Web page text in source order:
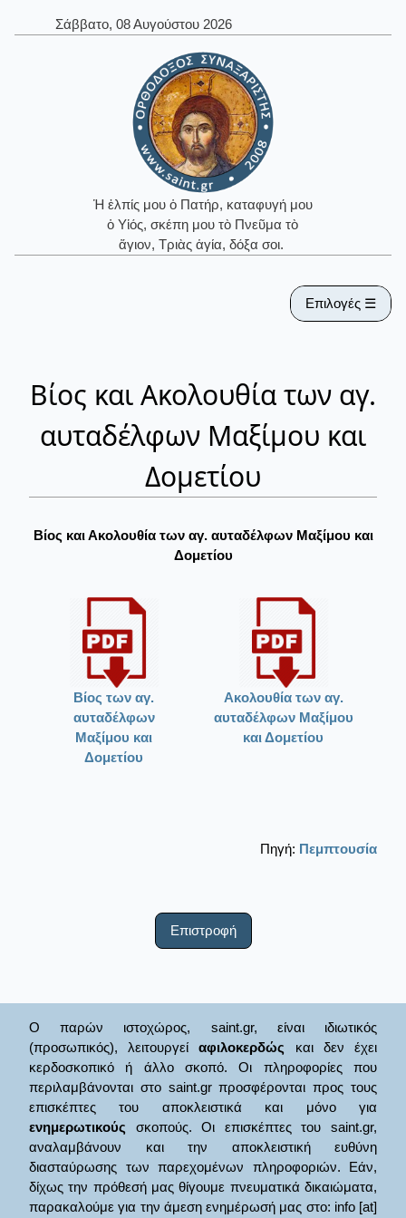
Σάββατο, 08 Αυγούστου 2026
Ἡ ἐλπίς μου ὁ Πατήρ, καταφυγή μου
ὁ Υἱός, σκέπη μου τὸ Πνεῦμα τὸ
ἅγιον, Τριὰς ἁγία, δόξα σοι.
Επιλογές ☰
Βίος και Ακολουθία των αγ.
αυταδέλφων Μαξίμου και
Δομετίου
Βίος και Ακολουθία των αγ. αυταδέλφων Μαξίμου και
Δομετίου
Βίος των αγ.
αυταδέλφων
Μαξίμου και
Δομετίου
Ακολουθία των αγ.
αυταδέλφων Μαξίμου
και Δομετίου
Πηγή: Πεμπτουσία
Επιστροφή
Ο παρών ιστοχώρος, saint.gr, είναι ιδιωτικός
(προσωπικός), λειτουργείαφιλοκερδώς και δεν έχει
κερδοσκοπικό ή άλλο σκοπό. Οι πληροφορίες που
περιλαμβάνονται στο saint.gr προσφέρονται προς τους
επισκέπτες του αποκλειστικά και μόνο για
ενημερωτικούς σκοπούς. Οι επισκέπτες του saint.gr,
αναλαμβάνουν και την αποκλειστική ευθύνη
διασταύρωσης των παρεχομένων πληροφοριών. Εάν,
δίχως την πρόθεσή μας θίγουμε πνευματικά δικαιώματα,
παρακαλούμε για την άμεση ενημέρωσή μας στο: info [at]